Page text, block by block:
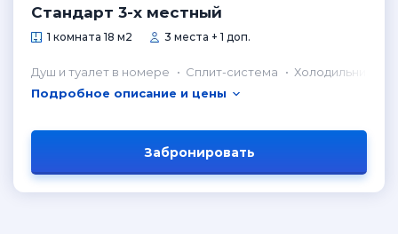
Стандарт 3-х местный
1 комната 18 м2 3 места + 1 доп.
Душ и туалет в номере Сплит-система
Холодильник в
Подробное описание и цены
Забронировать